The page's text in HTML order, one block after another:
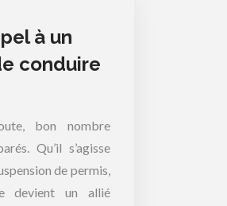
à un
conduire
bon nombre
Qu’il s’agisse
de permis,
devient un allié